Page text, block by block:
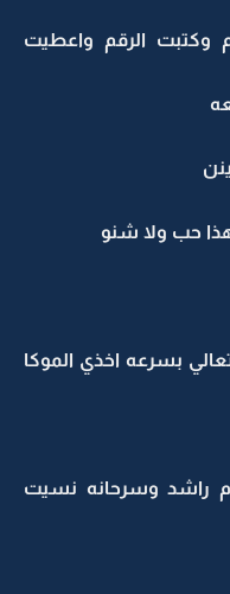
وكتبت الرقم واعطيت
حب ولا شنو
بسرعه اخذي الموكا
راشد وسرحانه نسيت